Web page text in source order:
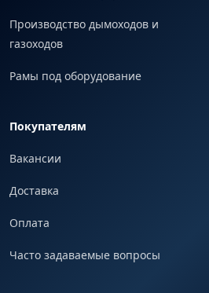
Производство дымоходов и
газоходов
Рамы под оборудование
Покупателям
Вакансии
Доставка
Оплата
Часто задаваемые вопросы